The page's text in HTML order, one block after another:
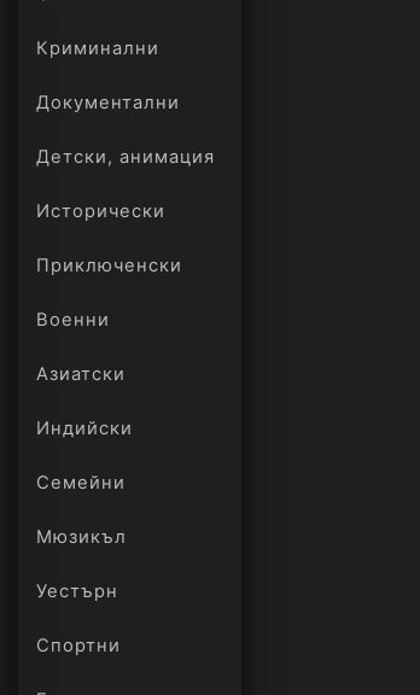
Криминални
Документални
Детски, анимация
Исторически
Приключенски
Военни
Азиатски
Индийски
Семейни
Мюзикъл
Уестърн
Спортни